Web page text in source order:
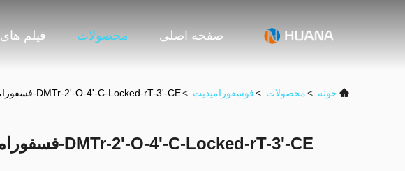
صفحه اصلی محصولات فیلم های
خونه >محصولات >فوسفورامیدیت >DMTr-2'-O-4'-C-Locked-rT-3'-CE-فسفورامیدیت
DMTr-2'-O-4'-C-Locked-rT-3'-CE-فسفورامیدیت